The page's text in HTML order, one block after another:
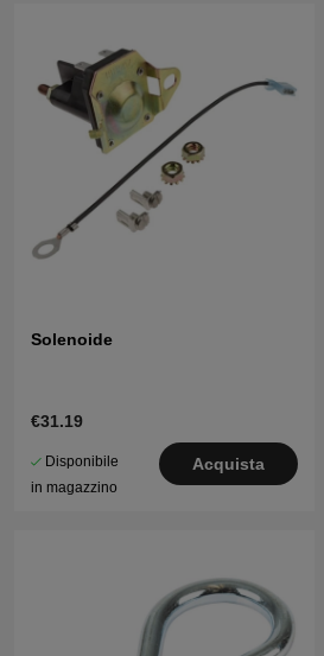
Solenoide
€31.19
Disponibile
in magazzino
Acquista